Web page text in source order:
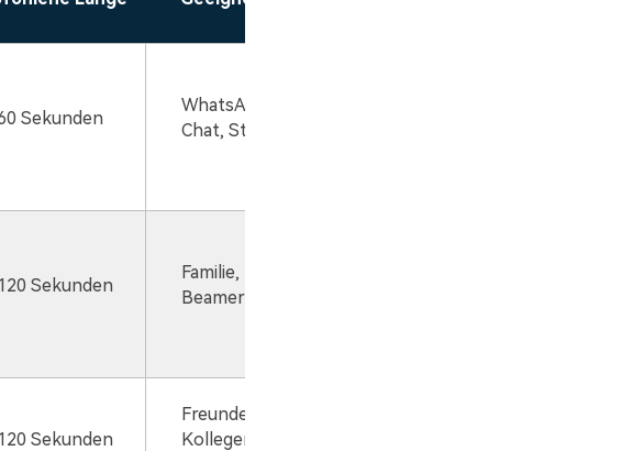
Sekunden
WhatsApp-
Chat, Status
Sekunden
Familie, Feier,
Beamer
Sekunden
Freunde,
Kollegen,